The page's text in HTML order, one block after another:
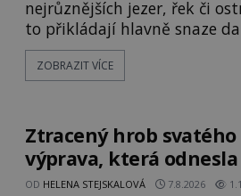
nejrůznějších jezer, řek či
to přikládají hlavně snaze
a přitáhnout k němu
nakloněných turistů. Je to také případ
pravdivý základ? V blízkosti Mysu Greco, jak se
přez
ZOBRAZIT VÍCE
Ztracený hrob
výprava, která
relikvii do Itálie
OD HELENA STEJSKALOVÁ 7.8.2026